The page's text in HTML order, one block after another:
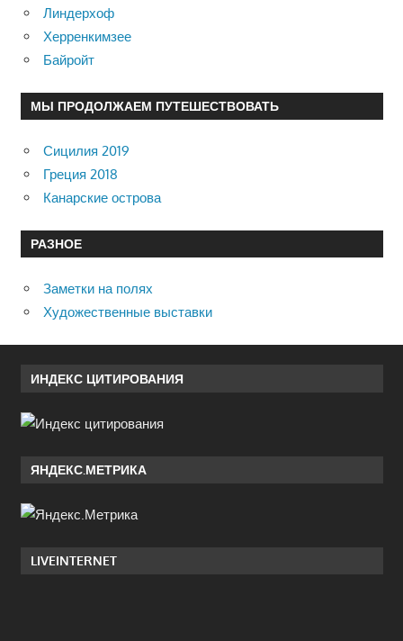
Линдерхоф
Херренкимзее
Байройт
МЫ ПРОДОЛЖАЕМ ПУТЕШЕСТВОВАТЬ
Сицилия 2019
Греция 2018
Канарские острова
РАЗНОЕ
Заметки на полях
Художественные выставки
ИНДЕКС ЦИТИРОВАНИЯ
ЯНДЕКС.МЕТРИКА
LIVEINTERNET